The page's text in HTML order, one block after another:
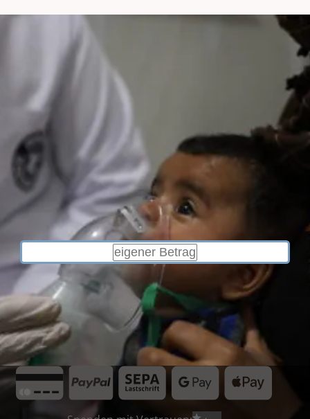
Intervalleinmalig
monatlich
Beträge
100 €
10 €
20 €
40 €
EIGENEN BETRAG EINGEBEN
JETZT SPENDEN